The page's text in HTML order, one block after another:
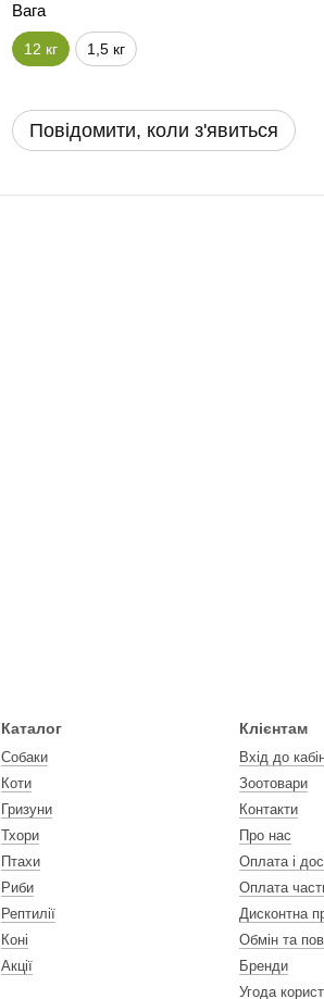
Вага
12 кг 1,5 кг
Повідомити, коли з'явиться
Каталог
Собаки
Коти
Гризуни
Тхори
Птахи
Риби
Рептилії
Коні
Акції
Клієнтам
Вхід до
Зоотовари
Контакти
Про нас
Оплата і
Оплата
Дисконтна
Обмін та
Бренди
Угода